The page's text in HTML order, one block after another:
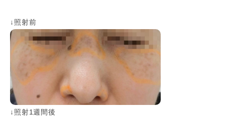
↓照射前
↓照射1週間後